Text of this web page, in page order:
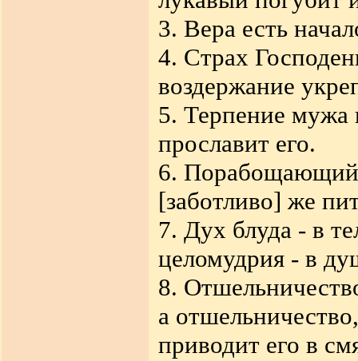
3. Вера есть
4. Страх
воздержание
5. Терпение мужа
прославит его.
6. Порабощающий
[заботливо] же
7. Дух блуда - в
целомудрия - в
8.
а
приводит его в